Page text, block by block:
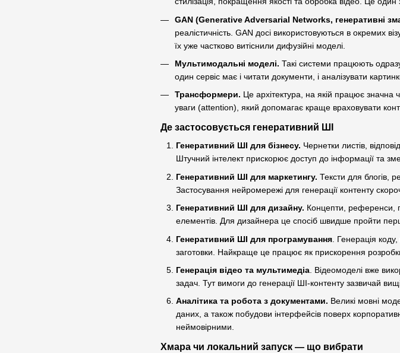
GAN (Generative Adversarial Networks, генеративні
реалістичність. GAN досі використовуються в окремих
їх уже частково витіснили дифузійні моделі.
Мультимодальні моделі. Такі системи працюють
один сервіс має і читати документи, і аналізувати
Трансформери. Це архітектура, на якій працює значна
уваги (attention), який допомагає краще враховувати
Де застосовується генеративний ШІ
Генеративний ШІ для бізнесу. Чернетки листів,
Штучний інтелект прискорює доступ до інформації та
Генеративний ШІ для маркетингу. Тексти для блогів,
Застосування нейромережі для генерації контенту
Генеративний ШІ для дизайну. Концепти, референси,
елементів. Для дизайнера це спосіб швидше пройти
Генеративний ШІ для програмування . Генерація
заготовки. Найкраще це працює як прискорення
Генерація відео та мультимедіа . Відеомоделі вже
задач. Тут вимоги до генерації ШІ-контенту зазвичай
Аналітика та робота з документами. Великі мовні
даних, а також побудови інтерфейсів поверх
неймовірними.
Хмара чи локальний запуск — що вибрати